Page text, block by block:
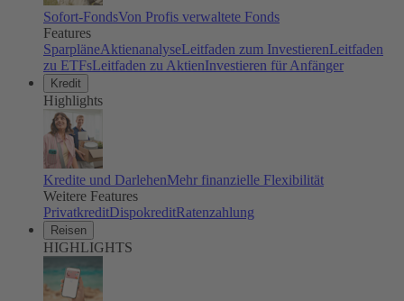
Sofort-FondsVon Profis verwaltete Fonds
Features
SparpläneAktienanalyseLeitfaden zum InvestierenLeitfaden
zu ETFsLeitfaden zu AktienInvestieren für Anfänger
Kredit
Highlights
Kredite und DarlehenMehr finanzielle Flexibilität
Weitere Features
PrivatkreditDispokreditRatenzahlung
Reisen
HIGHLIGHTS